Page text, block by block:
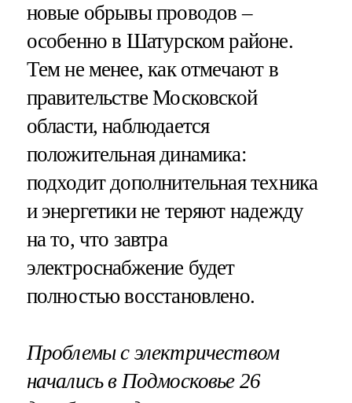
новые обрывы проводов –
особенно в Шатурском районе.
Тем не менее, как отмечают в
правительстве Московской
области, наблюдается
положительная динамика:
подходит дополнительная техника
и энергетики не теряют надежду
на то, что завтра
электроснабжение будет
полностью восстановлено.
Проблемы с электричеством
начались в Подмосковье 26